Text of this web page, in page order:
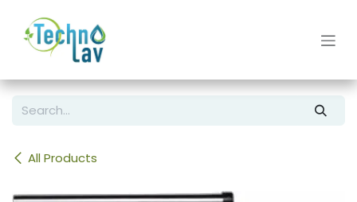
All Products